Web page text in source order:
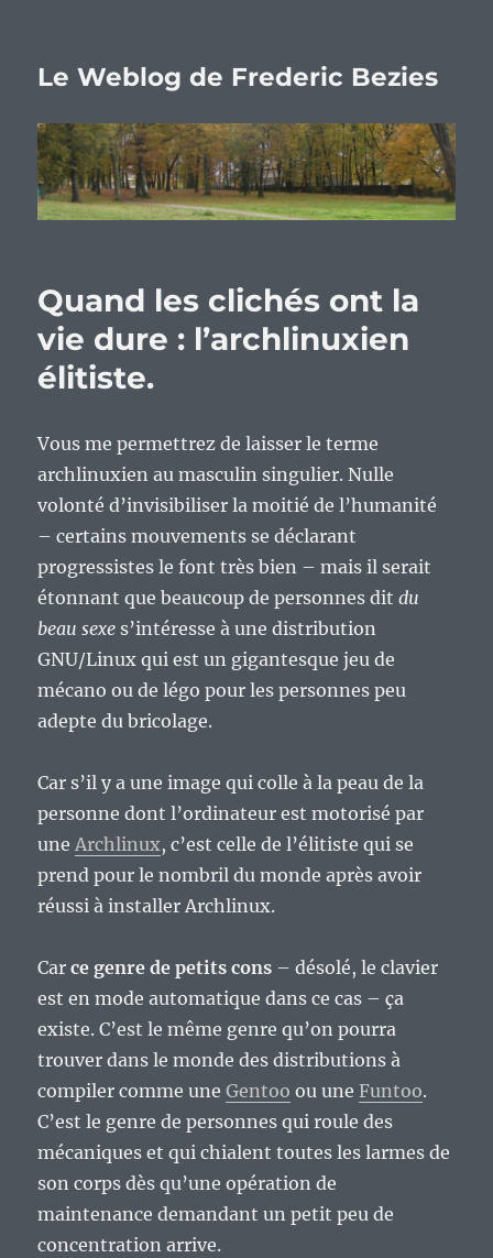
Le Weblog de Frederic Bezies
Quand les clichés ont la
vie dure : l’archlinuxien
élitiste.
Vous me permettrez de laisser le terme
archlinuxien au masculin singulier. Nulle
volonté d’invisibiliser la moitié de l’humanité
– certains mouvements se déclarant
progressistes le font très bien – mais il serait
étonnant que beaucoup de personnes ditdu
beau sexe s’intéresse à une distribution
GNU/Linux qui est un gigantesque jeu de
mécano ou de légo pour les personnes peu
adepte du bricolage.
Car s’il y a une image qui colle à la peau de la
personne dont l’ordinateur est motorisé par
uneArchlinux, c’est celle de l’élitiste qui se
prend pour le nombril du monde après avoir
réussi à installer Archlinux.
Carce genre de petits cons – désolé, le clavier
est en mode automatique dans ce cas – ça
existe. C’est le même genre qu’on pourra
trouver dans le monde des distributions à
compiler comme uneGentoo ou uneFuntoo.
C’est le genre de personnes qui roule des
mécaniques et qui chialent toutes les larmes de
son corps dès qu’une opération de
maintenance demandant un petit peu de
concentration arrive.